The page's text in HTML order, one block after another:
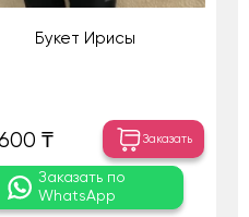
Букет Ирисы
₸ Заказать
Заказать по
WhatsApp